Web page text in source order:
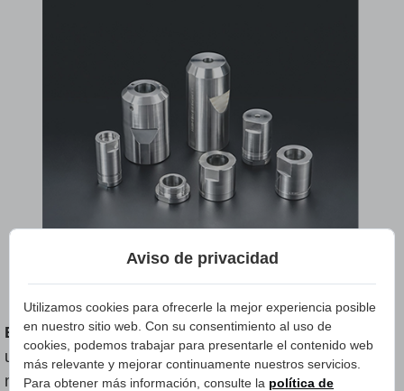
Electrónica: Los moldes de estampación en frío se
utilizan para fabricar pequeños componentes
metálicos utilizados en el ensamblaje de productos
Aviso de privacidad
Utilizamos cookies para ofrecerle la mejor experiencia posible
en nuestro sitio web. Con su consentimiento al uso de
cookies, podemos trabajar para presentarle el contenido web
más relevante y mejorar continuamente nuestros servicios.
Para obtener más información, consulte la política de